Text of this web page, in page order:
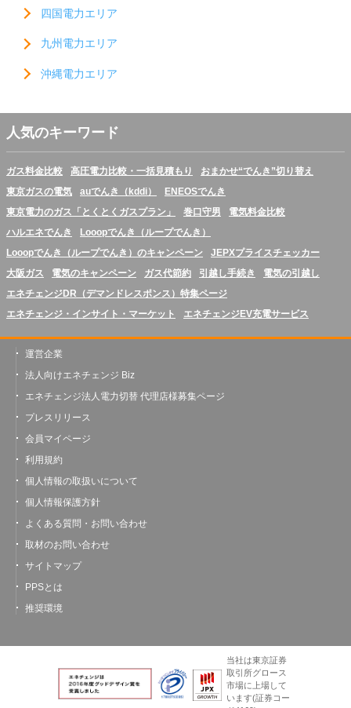
四国電力エリア
九州電力エリア
沖縄電力エリア
人気のキーワード
ガス料金比較 高圧電力比較・一括見積もり
おまかせ“でんき”切り替え
東京ガスの電気
auでんき（kddi）
ENEOSでんき
東京電力のガス「とくとくガスプラン」
巻口守男
電気料金比較
ハルエネでんき
Looopでんき（ループでんき）
Looopでんき（ループでんき）のキャンペーン
JEPXプライスチェッカー
大阪ガス
電気のキャンペーン ガス代節約 引越し手続き
電気の引越し
エネチェンジDR（デマンドレスポンス）特集ページ
エネチェンジ・インサイト・マーケット
エネチェンジEV充電サービス
運営企業
法人向けエネチェンジ Biz
エネチェンジ法人電力切替 代理店様募集ページ
プレスリリース
会員マイページ
利用規約
個人情報の取扱いについて
個人情報保護方針
よくある質問・お問い合わせ
取材のお問い合わせ
サイトマップ
PPSとは
推奨環境
当社は東京証券
取引所グロース
市場に上場して
います(証券コー